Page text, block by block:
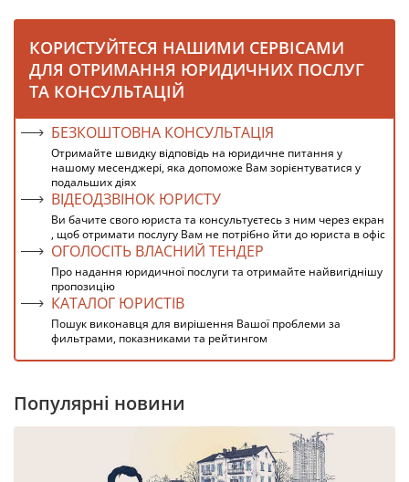
КОРИСТУЙТЕСЯ НАШИМИ СЕРВІСАМИ
ДЛЯ ОТРИМАННЯ ЮРИДИЧНИХ ПОСЛУГ
ТА КОНСУЛЬТАЦІЙ
БЕЗКОШТОВНА КОНСУЛЬТАЦІЯ
Отримайте швидку відповідь на юридичне питання у
нашому месенджері, яка допоможе Вам зорієнтуватися у
подальших діях
ВІДЕОДЗВІНОК ЮРИСТУ
Ви бачите свого юриста та консультуєтесь з ним через екран
, щоб отримати послугу Вам не потрібно йти до юриста в офіс
ОГОЛОСІТЬ ВЛАСНИЙ ТЕНДЕР
Про надання юридичної послуги та отримайте найвигіднішу
пропозицію
КАТАЛОГ ЮРИСТІВ
Пошук виконавця для вирішення Вашої проблеми за
фильтрами, показниками та рейтингом
Популярні новини